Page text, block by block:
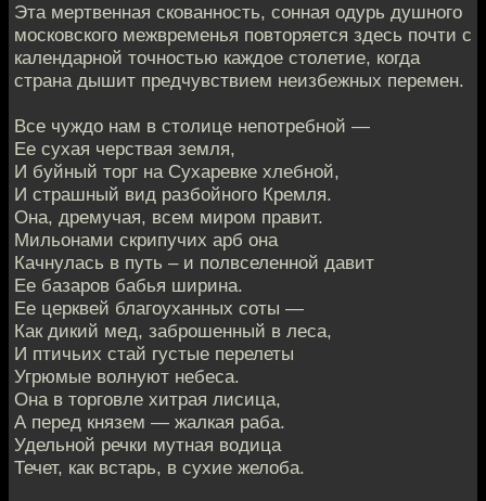
Эта мертвенная скованность, сонная одурь душного
московского межвременья повторяется здесь почти с
календарной точностью каждое столетие, когда
страна дышит предчувствием неизбежных перемен.
Все чуждо нам в столице непотребной —
Ее сухая черствая земля,
И буйный торг на Сухаревке хлебной,
И страшный вид разбойного Кремля.
Она, дремучая, всем миром правит.
Мильонами скрипучих арб она
Качнулась в путь – и полвселенной давит
Ее базаров бабья ширина.
Ее церквей благоуханных соты —
Как дикий мед, заброшенный в леса,
И птичьих стай густые перелеты
Угрюмые волнуют небеса.
Она в торговле хитрая лисица,
А перед князем — жалкая раба.
Удельной речки мутная водица
Течет, как встарь, в сухие желоба.